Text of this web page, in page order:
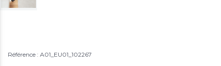
Référence : A01_EU01_102267